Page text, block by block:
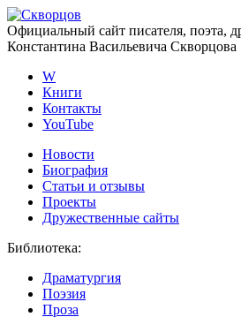
Официальный сайт писателя, поэта,
Константина Васильевича Скворцова
W
Книги
Контакты
YouTube
Новости
Биография
Статьи и отзывы
Проекты
Дружественные сайты
Библиотека:
Драматургия
Поэзия
Проза